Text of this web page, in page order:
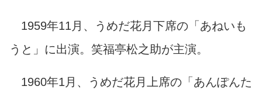
1959年11月、うめだ花月下席の「あねいも
うと」に出演。笑福亭松之助が主演。
1960年1月、うめだ花月上席の「あんぽんた